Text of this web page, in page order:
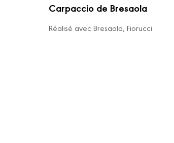
Carpaccio de Bresaola
Réalisé avec Bresaola, Fiorucci